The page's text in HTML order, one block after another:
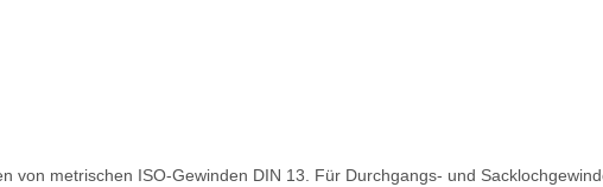
von metrischen ISO-Gewinden DIN 13. Für Durchgangs- und